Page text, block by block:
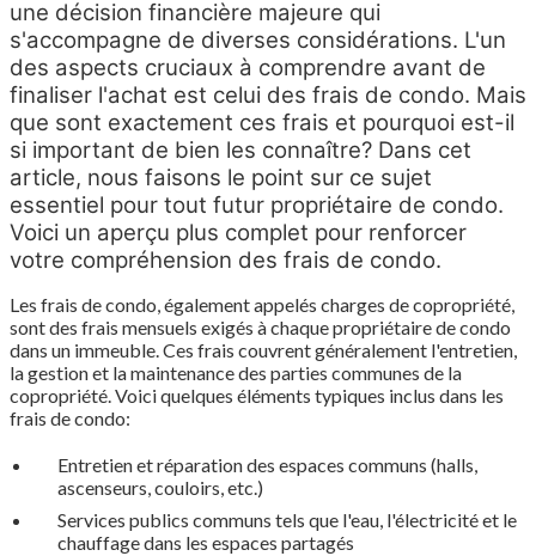
une décision financière majeure qui
s'accompagne de diverses considérations. L'un
des aspects cruciaux à comprendre avant de
finaliser l'achat est celui des frais de condo. Mais
que sont exactement ces frais et pourquoi est-il
si important de bien les connaître? Dans cet
article, nous faisons le point sur ce sujet
essentiel pour tout futur propriétaire de condo.
Voici un aperçu plus complet pour renforcer
votre compréhension des frais de condo.
Les frais de condo, également appelés charges de copropriété,
sont des frais mensuels exigés à chaque propriétaire de condo
dans un immeuble. Ces frais couvrent généralement l'entretien,
la gestion et la maintenance des parties communes de la
copropriété. Voici quelques éléments typiques inclus dans les
frais de condo:
Entretien et réparation des espaces communs (halls,
ascenseurs, couloirs, etc.)
Services publics communs tels que l'eau, l'électricité et le
chauffage dans les espaces partagés